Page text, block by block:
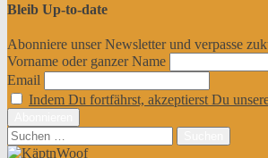
Bleib Up-to-date
Abonniere unser Newsletter und verpasse
Vorname oder ganzer Name
Email
Indem Du fortfährst, akzeptierst Du
Suchen
nach: